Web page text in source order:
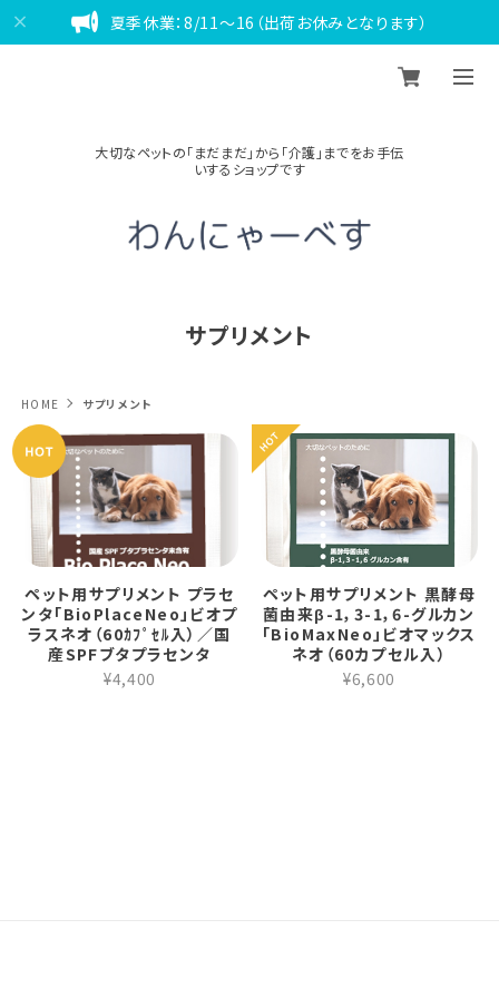
夏季休業：8/11～16（出荷お休みとなります）
大切なペットの「まだまだ」から「介護」までをお手伝
いするショップです
サプリメント
HOME サプリメント
ペット用サプリメント プラセ
ンタ「BioPlaceNeo」ビオプ
ラスネオ（60ｶﾌﾟｾﾙ入）／国
産SPFブタプラセンタ
¥4,400
ペット用サプリメント 黒酵母
菌由来β-1，3-1，6-グルカン
「BioMaxNeo」ビオマックス
ネオ（60カプセル入）
¥6,600